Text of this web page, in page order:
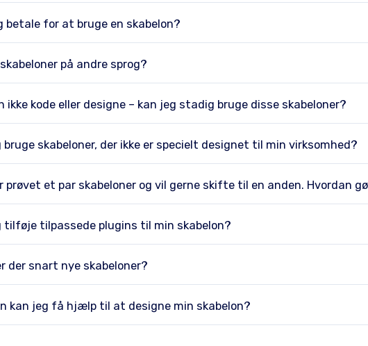
betale for at bruge en skabelon?
på andre sprog?
ikke kode eller designe – kan jeg stadig bruge disse skabeloner?
bruge skabeloner, der ikke er specielt designet til min virksomhed?
prøvet et par skabeloner og vil gerne skifte til en anden. Hvordan
tilføje tilpassede plugins til min skabelon?
der snart nye skabeloner?
kan jeg få hjælp til at designe min skabelon?